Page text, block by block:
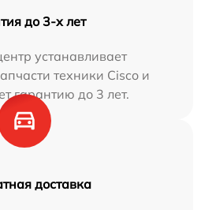
до 3-х лет
устанавливает
техники Cisco и
гарантию до 3 лет.
доставка